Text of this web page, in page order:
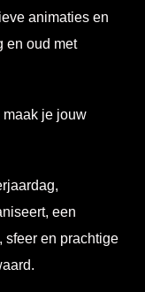
animaties en
en oud met
maak je jouw
een
sfeer en prachtige